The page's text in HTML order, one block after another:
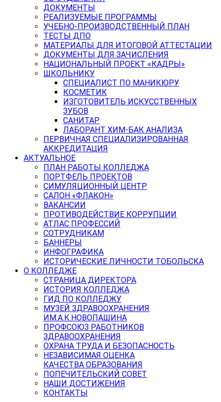
ДОКУМЕНТЫ
РЕАЛИЗУЕМЫЕ ПРОГРАММЫ
УЧЕБНО-ПРОИЗВОДСТВЕННЫЙ ПЛАН
ТЕСТЫ ДПО
МАТЕРИАЛЫ ДЛЯ ИТОГОВОЙ АТТЕСТАЦИИ
ДОКУМЕНТЫ ДЛЯ ЗАЧИСЛЕНИЯ
НАЦИОНАЛЬНЫЙ ПРОЕКТ «КАДРЫ»
ШКОЛЬНИКУ
СПЕЦИАЛИСТ ПО МАНИКЮРУ
КОСМЕТИК
ИЗГОТОВИТЕЛЬ ИСКУССТВЕННЫХ
ЗУБОВ
САНИТАР
ЛАБОРАНТ ХИМ-БАК АНАЛИЗА
ПЕРВИЧНАЯ СПЕЦИАЛИЗИРОВАННАЯ
АККРЕДИТАЦИЯ
АКТУАЛЬНОЕ
ПЛАН РАБОТЫ КОЛЛЕДЖА
ПОРТФЕЛЬ ПРОЕКТОВ
СИМУЛЯЦИОННЫЙ ЦЕНТР
САЛОН «ФЛАКОН»
ВАКАНСИИ
ПРОТИВОДЕЙСТВИЕ КОРРУПЦИИ
АТЛАС ПРОФЕССИЙ
СОТРУДНИКАМ
БАННЕРЫ
ИНФОГРАФИКА
ИСТОРИЧЕСКИЕ ЛИЧНОСТИ ТОБОЛЬСКА
О КОЛЛЕДЖЕ
СТРАНИЦА ДИРЕКТОРА
ИСТОРИЯ КОЛЛЕДЖА
ГИД ПО КОЛЛЕДЖУ
МУЗЕЙ ЗДРАВООХРАНЕНИЯ
ИМ.А.К.НОВОПАШИНА
ПРОФСОЮЗ РАБОТНИКОВ
ЗДРАВООХРАНЕНИЯ
ОХРАНА ТРУДА И БЕЗОПАСНОСТЬ
НЕЗАВИСИМАЯ ОЦЕНКА
КАЧЕСТВА ОБРАЗОВАНИЯ
ПОПЕЧИТЕЛЬСКИЙ СОВЕТ
НАШИ ДОСТИЖЕНИЯ
КОНТАКТЫ